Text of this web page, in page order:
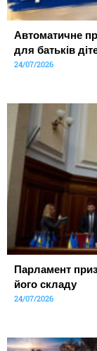
Автоматичне
для батьків
24/07/2026
Парламент
його складу
24/07/2026